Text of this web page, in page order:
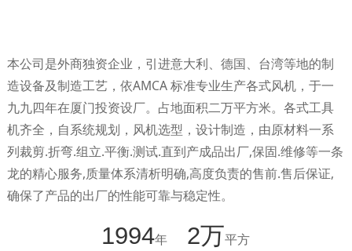
本公司是外商独资企业，引进意大利、德国、台湾等地的制
造设备及制造工艺，依AMCA 标准专业生产各式风机，于一
九九四年在厦门投资设厂。占地面积二万平方米。各式工具
机齐全，自系统规划，风机选型，设计制造，由原材料一系
列裁剪.折弯.组立.平衡.测试.直到产成品出厂,保固.维修等一条
龙的精心服务,质量体系清析明确,高度负责的售前.售后保证,
确保了产品的出厂的性能可靠与稳定性。
1994年
2万平方